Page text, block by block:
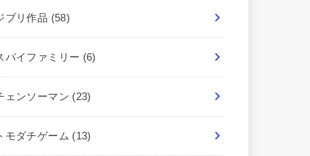
ブリ作品 (58)
パイファミリー (6)
ェンソーマン (23)
モダチゲーム (13)